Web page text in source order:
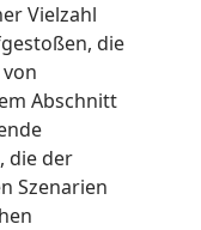
Vielzahl
die
Abschnitt
die der
Szenarien